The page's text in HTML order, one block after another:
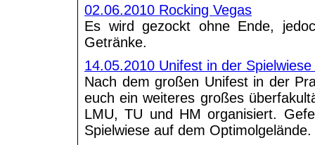
02.06.2010 Rocking Vegas
Es wird gezockt ohne Ende,
Getränke.
14.05.2010 Unifest in der
Nach dem großen Unifest in der
euch ein weiteres großes
LMU, TU und HM organisiert.
Spielwiese auf dem Optimolgelände.